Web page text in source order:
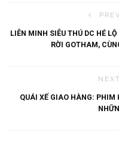
LIÊN MINH SIÊU THÚ DC HÉ
RỜI GOTHAM,
QUÁI XẾ GIAO HÀNG: PHIM